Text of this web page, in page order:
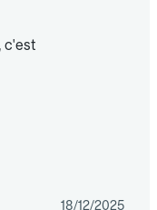
c'est
18/12/2025